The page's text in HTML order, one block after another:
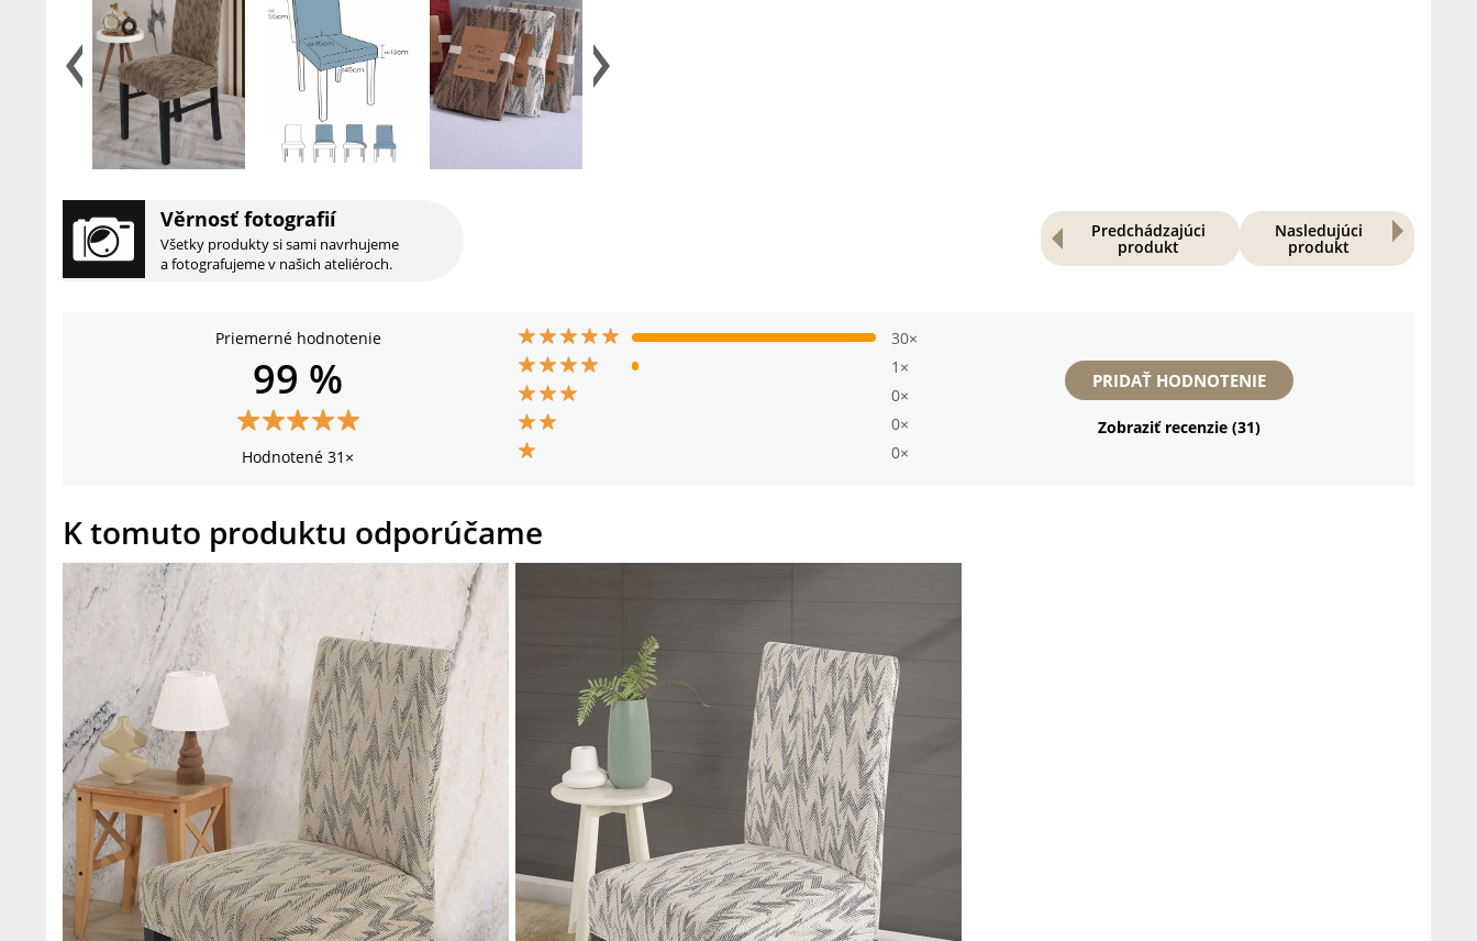
Predchádzajúci
produkt
Nasledujúci
produkt
Věrnosť fotografií
Všetky produkty si sami navrhujeme
a fotografujeme v našich ateliéroch.
Priemerné hodnotenie
30×
1×
0×
0×
0×
PRIDAŤ HODNOTENIE
Zobraziť recenzie (31)
99 %
Hodnotené 31×
K tomuto produktu odporúčame